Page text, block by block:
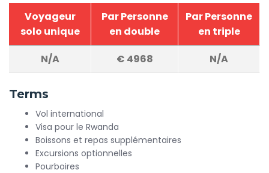
Voyageur
solo unique
Par Personne
en double
Par Personne
en triple
N/A
€ 4968 N/A
Terms
Vol international
Visa pour le Rwanda
Boissons et repas supplémentaires
Excursions optionnelles
Pourboires